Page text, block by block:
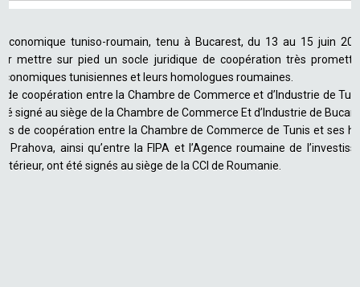
tuniso-roumain, tenu à Bucarest, du 13 au 15 juin
mettre sur pied un socle juridique de coopération très
tunisiennes et leurs homologues roumaines.
de coopération entre la Chambre de Commerce et d’Industrie de
signé au siège de la Chambre de Commerce Et d’Industrie de
de coopération entre la Chambre de Commerce de Tunis et ses
Prahova, ainsi qu’entre la FIPA et l’Agence roumaine de
ont été signés au siège de la CCI de Roumanie.